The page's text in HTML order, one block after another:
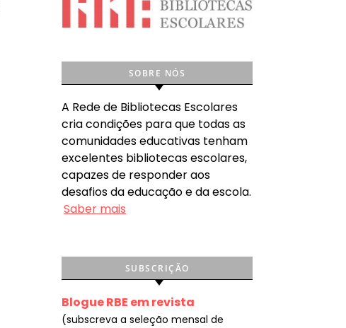
SOBRE NÓS
A Rede de Bibliotecas Escolares
cria condições para que todas as
comunidades educativas tenham
excelentes bibliotecas escolares,
capazes de responder aos
desafios da educação e da escola.
Saber mais
SUBSCRIÇÃO
Blogue RBE em revista
(subscreva a seleção mensal de